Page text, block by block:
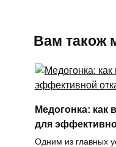
Вам також
Медогонка: как
для
Одним из главных